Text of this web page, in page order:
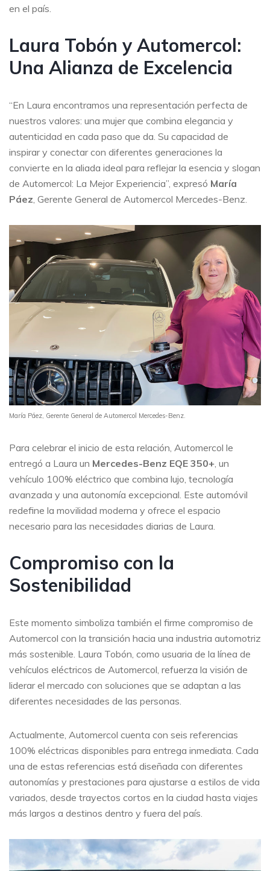
en el país.
Laura Tobón y Automercol:
Una Alianza de Excelencia
“En Laura encontramos una representación perfecta de
nuestros valores: una mujer que combina elegancia y
autenticidad en cada paso que da. Su capacidad de
inspirar y conectar con diferentes generaciones la
convierte en la aliada ideal para reflejar la esencia y slogan
de Automercol: La Mejor Experiencia”, expresó María
Páez, Gerente General de Automercol Mercedes-Benz.
María Páez, Gerente General de Automercol Mercedes-Benz.
Para celebrar el inicio de esta relación, Automercol le
entregó a Laura un Mercedes-Benz EQE 350+ , un
vehículo 100% eléctrico que combina lujo, tecnología
avanzada y una autonomía excepcional. Este automóvil
redefine la movilidad moderna y ofrece el espacio
necesario para las necesidades diarias de Laura.
Compromiso con la
Sostenibilidad
Este momento simboliza también el firme compromiso de
Automercol con la transición hacia una industria automotriz
más sostenible. Laura Tobón, como usuaria de la línea de
vehículos eléctricos de Automercol, refuerza la visión de
liderar el mercado con soluciones que se adaptan a las
diferentes necesidades de las personas.
Actualmente, Automercol cuenta con seis referencias
100% eléctricas disponibles para entrega inmediata. Cada
una de estas referencias está diseñada con diferentes
autonomías y prestaciones para ajustarse a estilos de vida
variados, desde trayectos cortos en la ciudad hasta viajes
más largos a destinos dentro y fuera del país.